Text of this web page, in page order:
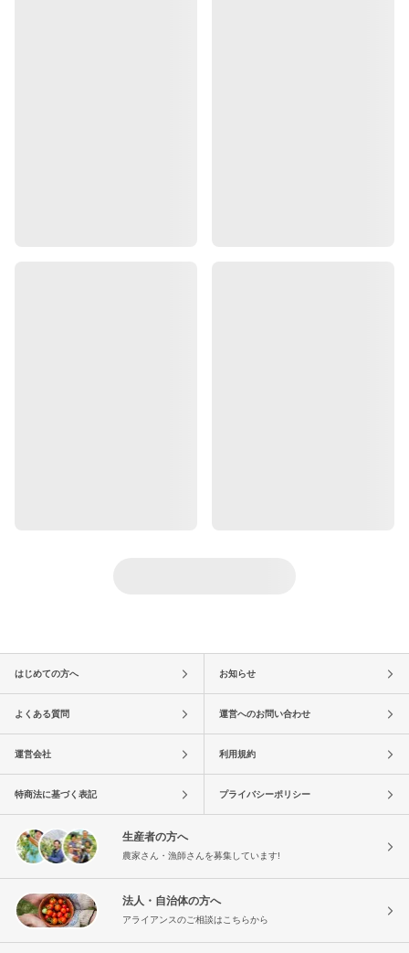
はじめての方へ お知らせ
よくある質問 運営へのお問い合わせ
運営会社 利用規約
特商法に基づく表記 プライバシーポリシー
生産者の方へ
農家さん・漁師さんを募集しています!
法人・自治体の方へ
アライアンスのご相談はこちらから